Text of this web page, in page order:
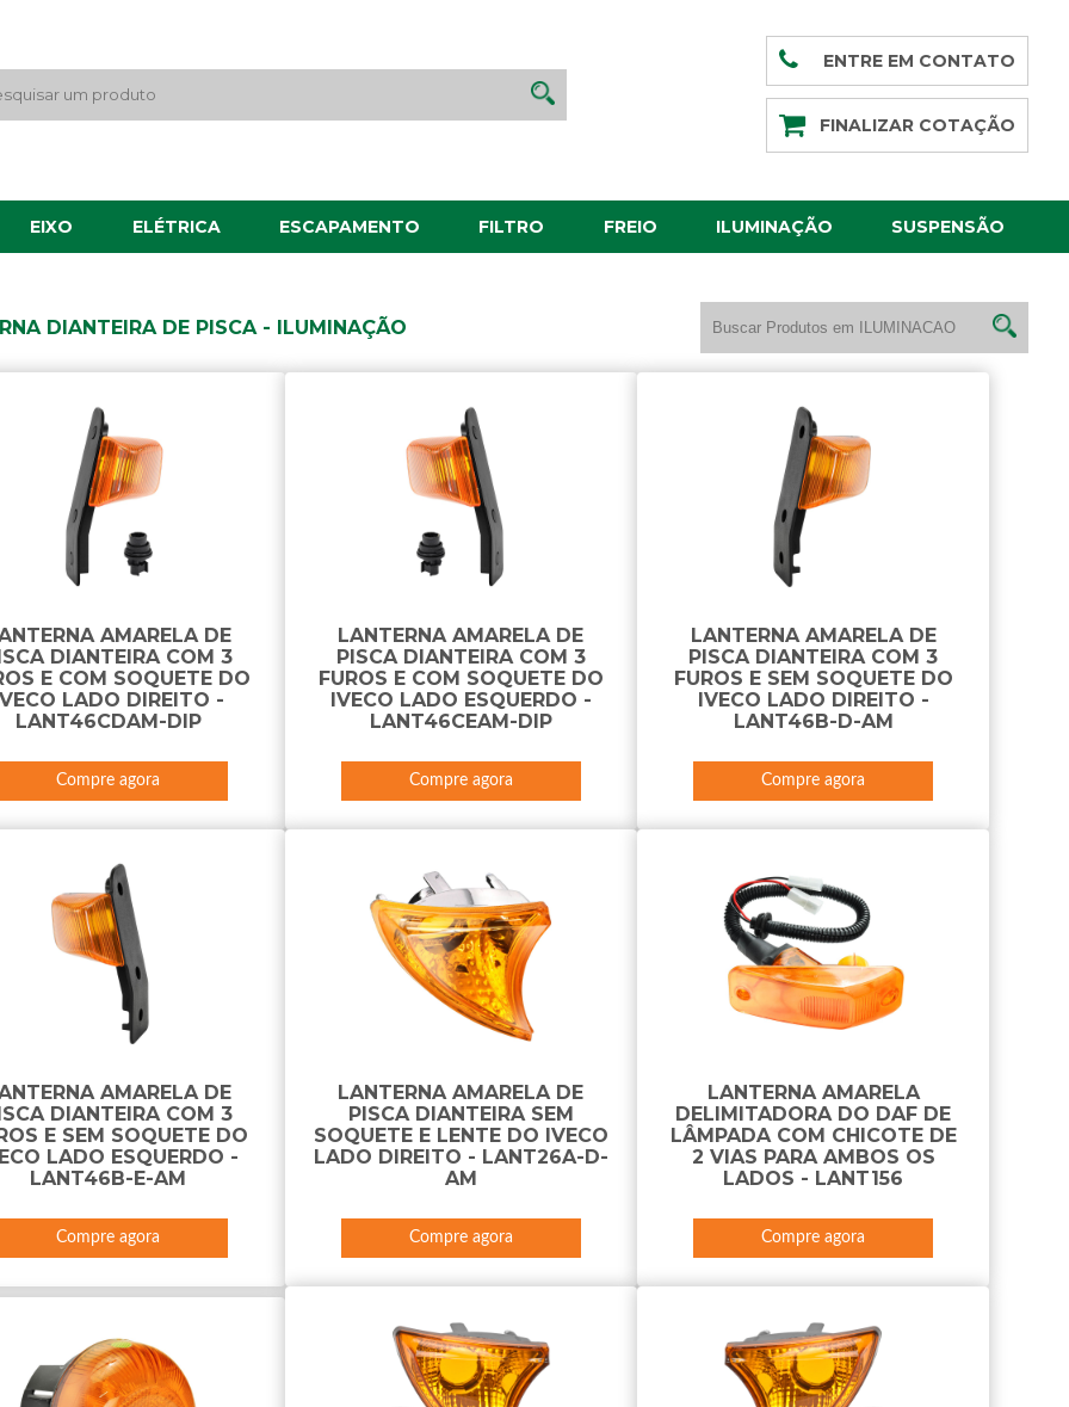
ENTRE EM CONTATO
FINALIZAR COTAÇÃO
EIXO ELÉTRICA ESCAPAMENTO FILTRO FREIO ILUMINAÇÃO SUSPENSÃO
DIANTEIRA DE PISCA - ILUMINAÇÃO
AMARELA DE
DIANTEIRA COM 3
E COM SOQUETE DO
LADO DIREITO -
LANT46CDAM-DIP
Compre agora
LANTERNA AMARELA DE
PISCA DIANTEIRA COM 3
FUROS E COM SOQUETE DO
IVECO LADO ESQUERDO -
LANT46CEAM-DIP
Compre agora
LANTERNA AMARELA DE
PISCA DIANTEIRA COM 3
FUROS E SEM SOQUETE DO
IVECO LADO DIREITO -
LANT46B-D-AM
Compre agora
AMARELA DE
DIANTEIRA COM 3
E SEM SOQUETE DO
LADO ESQUERDO -
LANT46B-E-AM
Compre agora
LANTERNA AMARELA DE
PISCA DIANTEIRA SEM
SOQUETE E LENTE DO IVECO
LADO DIREITO - LANT26A-D-
AM
Compre agora
LANTERNA AMARELA
DELIMITADORA DO DAF DE
LÂMPADA COM CHICOTE DE
2 VIAS PARA AMBOS OS
LADOS - LANT156
Compre agora